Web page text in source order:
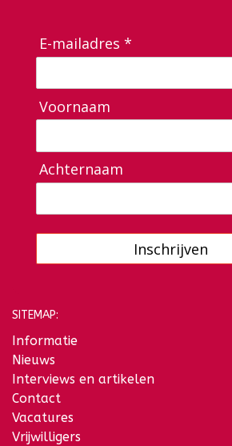
E-mailadres *
Voornaam
Achternaam
Inschrijven
SITEMAP:
Informatie
Nieuws
Interviews en artikelen
Contact
Vacatures
Vrijwilligers